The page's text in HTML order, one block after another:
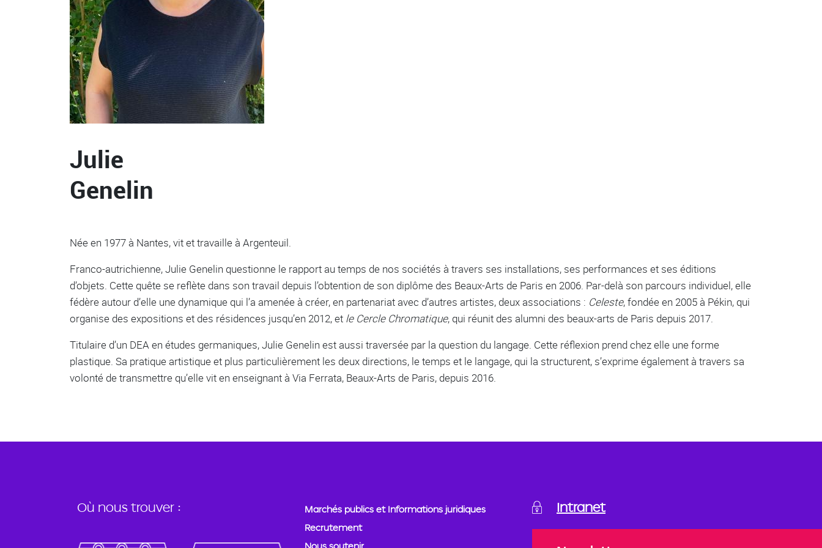
Julie
Genelin
Née en 1977 à Nantes, vit et travaille à Argenteuil.
Franco-autrichienne, Julie Genelin questionne le rapport au temps de nos sociétés à travers ses installations, ses performances et ses éditions
d’objets. Cette quête se reflète dans son travail depuis l’obtention de son diplôme des Beaux-Arts de Paris en 2006. Par-delà son parcours individuel, elle
fédère autour d’elle une dynamique qui l’a amenée à créer, en partenariat avec d’autres artistes, deux associations : Celeste, fondée en 2005 à Pékin, qui
organise des expositions et des résidences jusqu’en 2012, et le Cercle Chromatique, qui réunit des alumni des beaux-arts de Paris depuis 2017.
Titulaire d’un DEA en études germaniques, Julie Genelin est aussi traversée par la question du langage. Cette réflexion prend chez elle une forme
plastique. Sa pratique artistique et plus particulièrement les deux directions, le temps et le langage, qui la structurent, s’exprime également à travers sa
volonté de transmettre qu’elle vit en enseignant à Via Ferrata, Beaux-Arts de Paris, depuis 2016.
Où nous trouver :
Marchés publics et Informations juridiques
Recrutement
Intranet